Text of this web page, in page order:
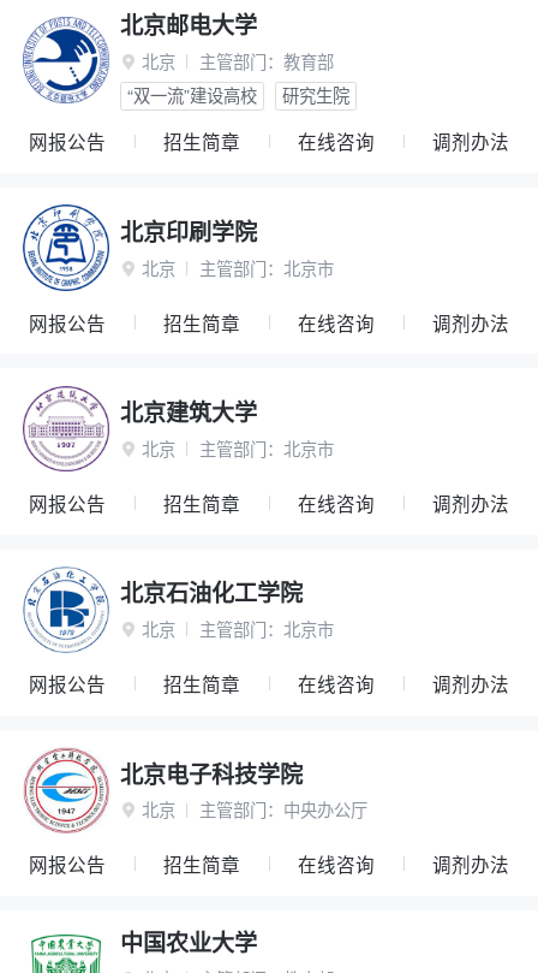
北京邮电大学
 北京 主管部门： 教育部
“双一流”建设高校
研究生院
网报公告 招生简章 在线咨询 调剂办法
北京印刷学院
 北京 主管部门： 北京市
网报公告 招生简章 在线咨询 调剂办法
北京建筑大学
 北京 主管部门： 北京市
网报公告 招生简章 在线咨询 调剂办法
北京石油化工学院
 北京 主管部门： 北京市
网报公告 招生简章 在线咨询 调剂办法
北京电子科技学院
 北京 主管部门： 中央办公厅
网报公告 招生简章 在线咨询 调剂办法
中国农业大学